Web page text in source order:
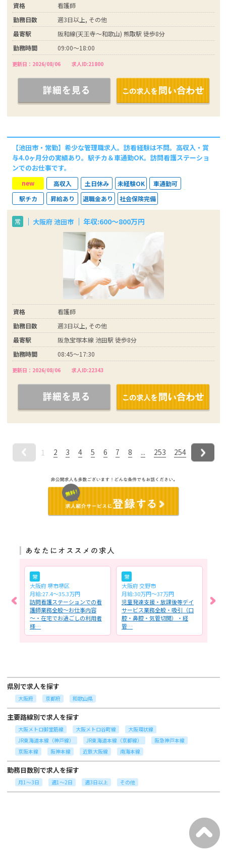
資格
看護師
勤務日数
週3日以上, その他
最寄駅
阪和線(天王寺～和歌山) 熊取駅 徒歩8分
勤務時間
09:00〜18:00
更新日：2026/08/06 求人ID:21800
【池田市・常勤】希少な管理職求人。訪看経験は不問。高収入・賞
与4.0ヶ月分の実績あり。駅チカ＆車通勤OK。訪問看護ステーショ
ンでのお仕事です。
new 高収入 土日休み 未経験OK
車通勤可
駅チカ
昇給あり 退職金あり 社会保険完備
常 大阪府 池田市 年収:600～800万円
資格
看護師
勤務日数
週3日以上, その他
最寄駅
阪急宝塚本線 池田駅 徒歩8分
勤務時間
08:45～17:30
更新日：2026/08/06 求人ID:22343
1 2 3 4 5 6 7 8 ... 253 254
常
大阪府 堺市堺区
月給:27.4～35.3万円
訪問看護ステーションでの看
護師業務全般～お仕事内容
～・在宅でお過ごしの利用者
様…
常
大阪府 交野市
月給:30万円～37万円
児童発達支援・放課後等デイ
サービス業務全般・吸引（口
腔・鼻腔・気管切開）・経
管…
精神
県別で求人を探す
大阪府 京都府 和歌山県
主要路線別で求人を探す
大阪メトロ御堂筋線 大阪メトロ谷町線
大阪環状線
JR東海道本線（神戸線）
JR東海道本線（京都線）
阪急神戸本線
京阪本線
阪神本線 近鉄大阪線 南海本線
勤務日数別で求人を探す
月1～3日 週1～2日 週3日以上 その他